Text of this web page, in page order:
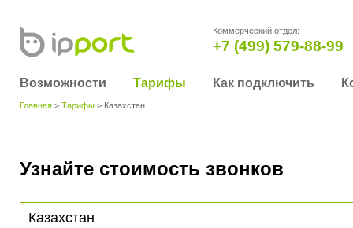
Коммерческий отдел:
+7 (499) 579-88-99
Возможности Тарифы Как подключить
Главная > Тарифы > Казахстан
Узнайте стоимость звонков